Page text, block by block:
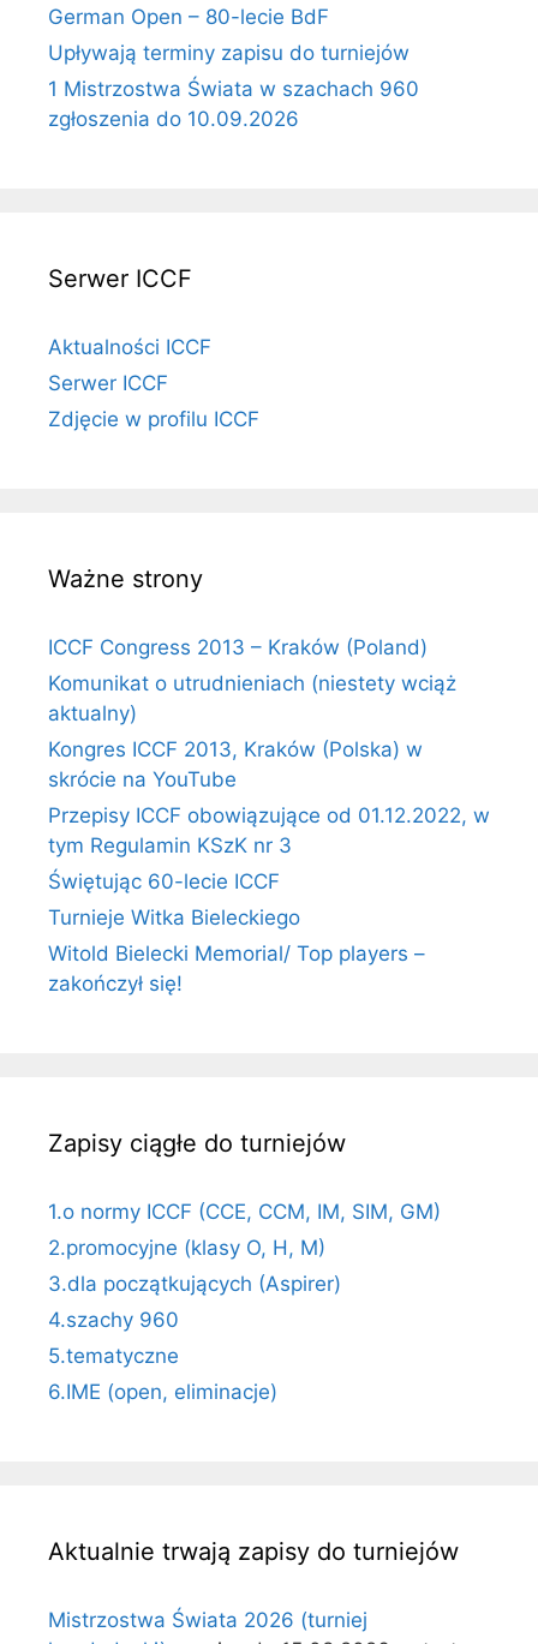
German Open – 80-lecie BdF
Upływają terminy zapisu do turniejów
1 Mistrzostwa Świata w szachach 960
zgłoszenia do 10.09.2026
Serwer ICCF
Aktualności ICCF
Serwer ICCF
Zdjęcie w profilu ICCF
Ważne strony
ICCF Congress 2013 – Kraków (Poland)
Komunikat o utrudnieniach (niestety wciąż
aktualny)
Kongres ICCF 2013, Kraków (Polska) w
skrócie na YouTube
Przepisy ICCF obowiązujące od 01.12.2022, w
tym Regulamin KSzK nr 3
Świętując 60-lecie ICCF
Turnieje Witka Bieleckiego
Witold Bielecki Memorial/ Top players –
zakończył się!
Zapisy ciągłe do turniejów
1.o normy ICCF (CCE, CCM, IM, SIM, GM)
2.promocyjne (klasy O, H, M)
3.dla początkujących (Aspirer)
4.szachy 960
5.tematyczne
6.IME (open, eliminacje)
Aktualnie trwają zapisy do turniejów
Mistrzostwa Świata 2026 (turniej